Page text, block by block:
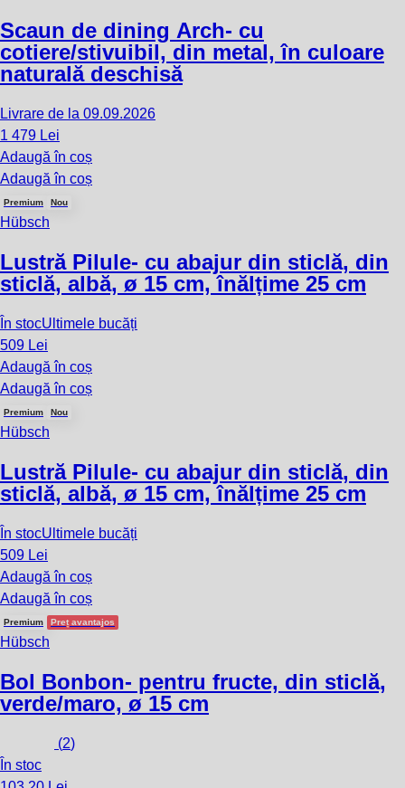
Scaun de dining Arch- cu
cotiere/stivuibil, din metal, în culoare
naturală deschisă
Livrare de la 09.09.2026
1 479 Lei
Adaugă în coș
Adaugă în coș
Premium Nou
Hübsch
Lustră Pilule- cu abajur din sticlă, din
sticlă, albă, ø 15 cm, înălțime 25 cm
În stocUltimele bucăți
509 Lei
Adaugă în coș
Adaugă în coș
Premium Nou
Hübsch
Lustră Pilule- cu abajur din sticlă, din
sticlă, albă, ø 15 cm, înălțime 25 cm
În stocUltimele bucăți
509 Lei
Adaugă în coș
Adaugă în coș
Premium Preț avantajos
Hübsch
Bol Bonbon- pentru fructe, din sticlă,
verde/maro, ø 15 cm
(2)
În stoc